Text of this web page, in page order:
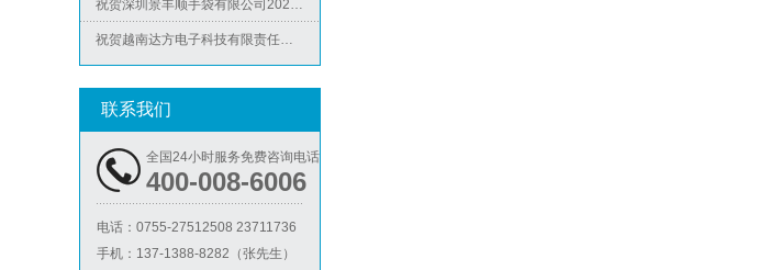
祝贺越南达方电子科技有限责任公司2026年快速通过RBA-VAP审核并取得178分银牌
祝贺力特半导体（无锡）有限公司2026年快速通过RBA-VAP认证审核并取得170.2分
祝贺立讯技术（越南）有限公司2026年快速通过RBA-VAP认证审核，斩获金牌评级！
祝贺河南意诺康医疗器械有限公司2026年快速通过GMP认证
祝贺印尼PT EVERPRO INDONESIA TECHNOLOGIES公司2026年快速通过RBA-VAP审核
联系我们
全国24小时服务免费咨询电话
400-008-6006
电话： 0755-27512508 23711736
手机： 137-1388-8282（张先生）